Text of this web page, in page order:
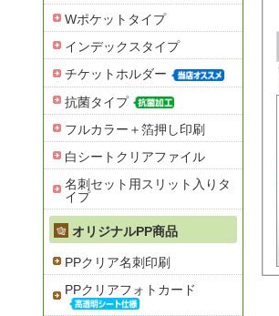
Wポケットタイプ
インデックスタイプ
チケットホルダー
抗菌タイプ
フルカラー＋箔押し印刷
白シートクリアファイル
名刺セット用スリット入りタ
イプ
オリジナルPP商品
PPクリア名刺印刷
PPクリアフォトカード